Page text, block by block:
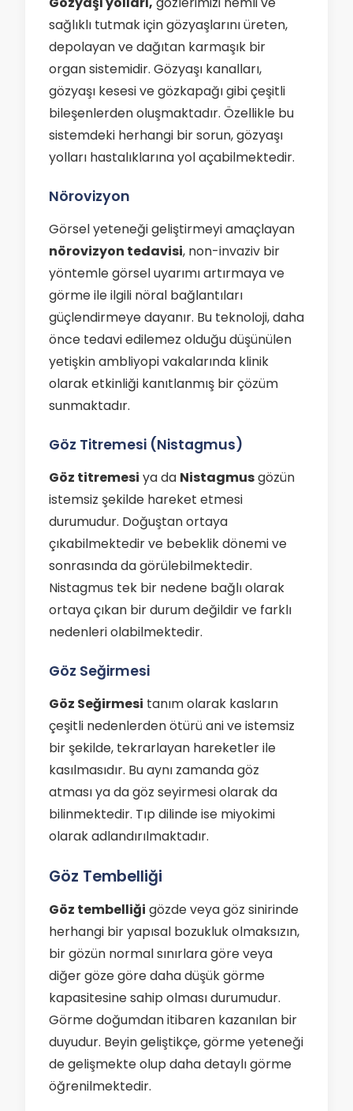
sağlıklı tutmak için gözyaşlarını üreten,
depolayan ve dağıtan karmaşık bir
organ sistemidir. Gözyaşı kanalları,
gözyaşı kesesi ve gözkapağı gibi çeşitli
bileşenlerden oluşmaktadır. Özellikle bu
sistemdeki herhangi bir sorun, gözyaşı
yolları hastalıklarına yol açabilmektedir.
Nörovizyon
Görsel yeteneği geliştirmeyi amaçlayan
nörovizyon tedavisi, non-invaziv bir
yöntemle görsel uyarımı artırmaya ve
görme ile ilgili nöral bağlantıları
güçlendirmeye dayanır. Bu teknoloji, daha
önce tedavi edilemez olduğu düşünülen
yetişkin ambliyopi vakalarında klinik
olarak etkinliği kanıtlanmış bir çözüm
sunmaktadır.
Göz Titremesi (Nistagmus)
Göz titremesi ya da Nistagmusgözün
istemsiz şekilde hareket etmesi
durumudur. Doğuştan ortaya
çıkabilmektedir ve bebeklik dönemi ve
sonrasında da görülebilmektedir.
Nistagmus tek bir nedene bağlı olarak
ortaya çıkan bir durum değildir ve farklı
nedenleri olabilmektedir.
Göz Seğirmesi
Göz Seğirmesi tanım olarak kasların
çeşitli nedenlerden ötürü ani ve istemsiz
bir şekilde, tekrarlayan hareketler ile
kasılmasıdır. Bu aynı zamanda göz
atması ya da göz seyirmesi olarak da
bilinmektedir. Tıp dilinde ise miyokimi
olarak adlandırılmaktadır.
Göz Tembelliği
Göz tembelliği gözde veya göz sinirinde
herhangi bir yapısal bozukluk olmaksızın,
bir gözün normal sınırlara göre veya
diğer göze göre daha düşük görme
kapasitesine sahip olması durumudur.
Görme doğumdan itibaren kazanılan bir
duyudur. Beyin geliştikçe, görme yeteneği
de gelişmekte olup daha detaylı görme
öğrenilmektedir.